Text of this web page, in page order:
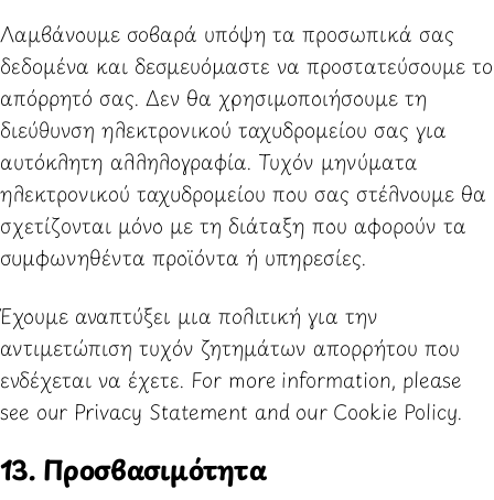
Λαμβάνουμε σοβαρά υπόψη τα προσωπικά σας
δεδομένα και δεσμευόμαστε να προστατεύσουμε το
απόρρητό σας. Δεν θα χρησιμοποιήσουμε τη
διεύθυνση ηλεκτρονικού ταχυδρομείου σας για
αυτόκλητη αλληλογραφία. Τυχόν μηνύματα
ηλεκτρονικού ταχυδρομείου που σας στέλνουμε θα
σχετίζονται μόνο με τη διάταξη που αφορούν τα
συμφωνηθέντα προϊόντα ή υπηρεσίες.
Έχουμε αναπτύξει μια πολιτική για την
αντιμετώπιση τυχόν ζητημάτων απορρήτου που
ενδέχεται να έχετε. For more information, please
see our Privacy Statement and our Cookie Policy.
13. Προσβασιμότητα